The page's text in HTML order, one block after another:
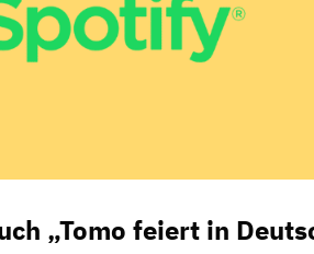
„Tomo feiert in